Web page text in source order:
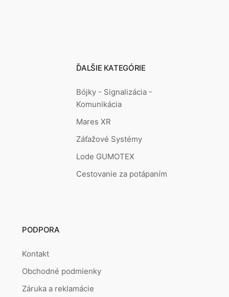
ĎALŠIE KATEGÓRIE
Bójky - Signalizácia -
Komunikácia
Mares XR
Záťažové Systémy
Lode GUMOTEX
Cestovanie za potápaním
PODPORA
Kontakt
Obchodné podmienky
Záruka a reklamácie